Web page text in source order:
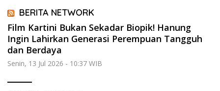
BERITA NETWORK
Film Kartini Bukan Sekadar Biopik! Hanung
Ingin Lahirkan Generasi Perempuan Tangguh
dan Berdaya
Senin, 13 Jul 2026 - 10:37 WIB